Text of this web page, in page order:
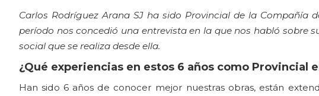
Carlos Rodríguez Arana SJ ha sido Provincial de la Compañía
período nos concedió una entrevista en la que nos habló sobre
social que se realiza desde ella.
¿Qué experiencias en estos 6 años como Provincial
Han sido 6 años de conocer mejor nuestras obras, están